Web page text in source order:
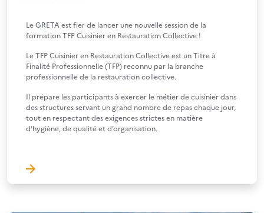
Le GRETA est fier de lancer une nouvelle session de la
formation TFP Cuisinier en Restauration Collective !
Le TFP Cuisinier en Restauration Collective est un Titre à
Finalité Professionnelle (TFP) reconnu par la branche
professionnelle de la restauration collective.
Il prépare les participants à exercer le métier de cuisinier dans
des structures servant un grand nombre de repas chaque jour,
tout en respectant des exigences strictes en matière
d’hygiène, de qualité et d’organisation.